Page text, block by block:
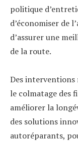
politique
d’économiser de
d’assurer une
de la route.
Des interventions
le colmatage des
améliorer la
des solutions
autoréparants,